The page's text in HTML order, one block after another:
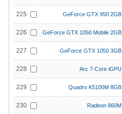
225 GeForce GTX 950 2GB
226 GeForce GTX 1050 Mobile 2GB
227 GeForce GTX 1050 3GB
228 Arc 7-Core iGPU
229 Quadro K5100M 8GB
230 Radeon 860M